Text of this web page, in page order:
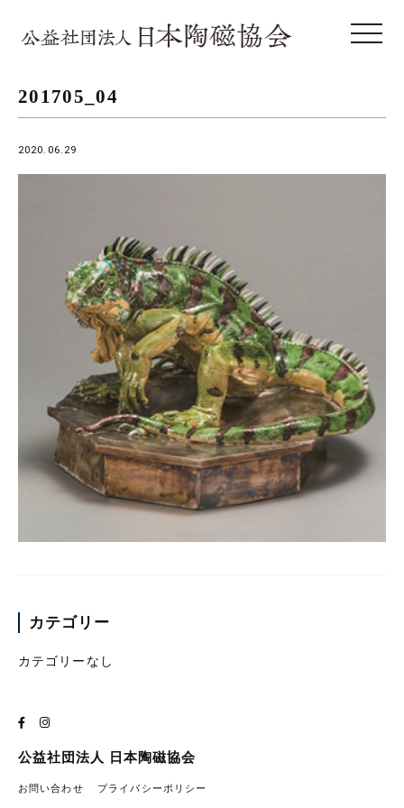
toggle
201705_04
2020.06.29
カテゴリー
カテゴリーなし
公益社団法人 日本陶磁協会
お問い合わせ プライバシーポリシー